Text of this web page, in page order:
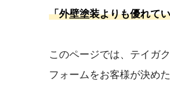
「外壁塗装よりも優れて
このページでは、テイガ
フォームをお客様が決め